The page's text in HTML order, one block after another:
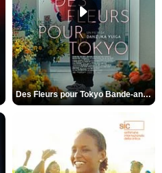
Des Fleurs pour Tokyo Bande-annonce VO STFR